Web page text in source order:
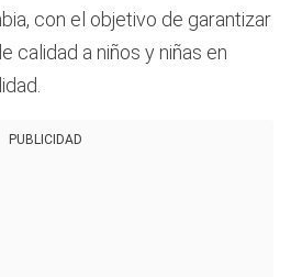
con el objetivo de garantizar
calidad a niños y niñas en
PUBLICIDAD